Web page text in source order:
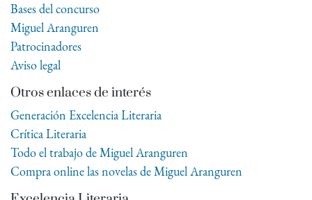
Bases del concurso
Miguel Aranguren
Patrocinadores
Aviso legal
Otros enlaces de interés
Generación Excelencia Literaria
Crítica Literaria
Todo el trabajo de Miguel Aranguren
Compra online las novelas de Miguel Aranguren